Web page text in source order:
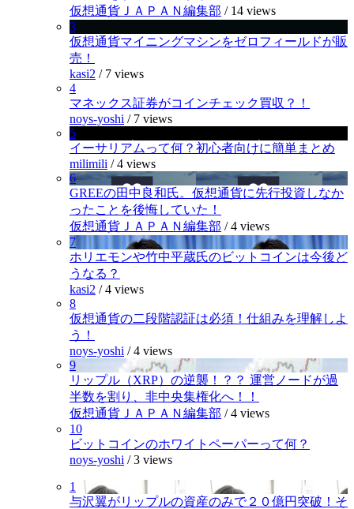
仮想通貨ＪＡＰＡＮ編集部 / 14 views
3
仮想通貨マイニングマシンをゼロフィールドが販
売！
kasi2 / 7 views
4
マネックス証券がコインチェック買収？！
noys-yoshi / 7 views
5
イーサリアムって何？初心者向けに簡単まとめ
milimili /4 views
6
GREEの田中良和氏。仮想通貨に先行投資しなか
ったことを後悔していた！
仮想通貨ＪＡＰＡＮ編集部 /4 views
7
ホリエモンや竹中平蔵氏のビットコインは今後ど
うなる？
kasi2 /4 views
8
仮想通貨の二段階認証は必須！仕組みを理解しよ
う！
noys-yoshi /4 views
9
リップル（XRP）の逆襲！？？ 運営ノードが過
半数を割り、非中央集権化へ！！
仮想通貨ＪＡＰＡＮ編集部 /4 views
10
ビットコインのホワイトペーパーって何？
noys-yoshi /3 views
1
与沢翼がリップルの資産のみで２０億円突破！そ